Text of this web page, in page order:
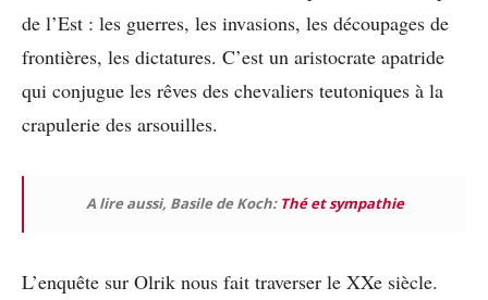
de l’Est : les guerres, les invasions, les découpages de
frontières, les dictatures. C’est un aristocrate apatride
qui conjugue les rêves des chevaliers teutoniques à la
crapulerie des arsouilles.
A lire aussi, Basile de Koch: Thé et sympathie
L’enquête sur Olrik nous fait traverser le XXe siècle.